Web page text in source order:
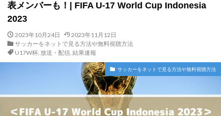
表メンバーも！| FIFA U-17 World Cup Indonesia
2023
2023年10月24日
2023年11月12日
サッカーをネットで見る方法や無料視聴方法
U17W杯, 放送・配信, 結果速報
サッカーをネットで見る方法や無料視聴方法